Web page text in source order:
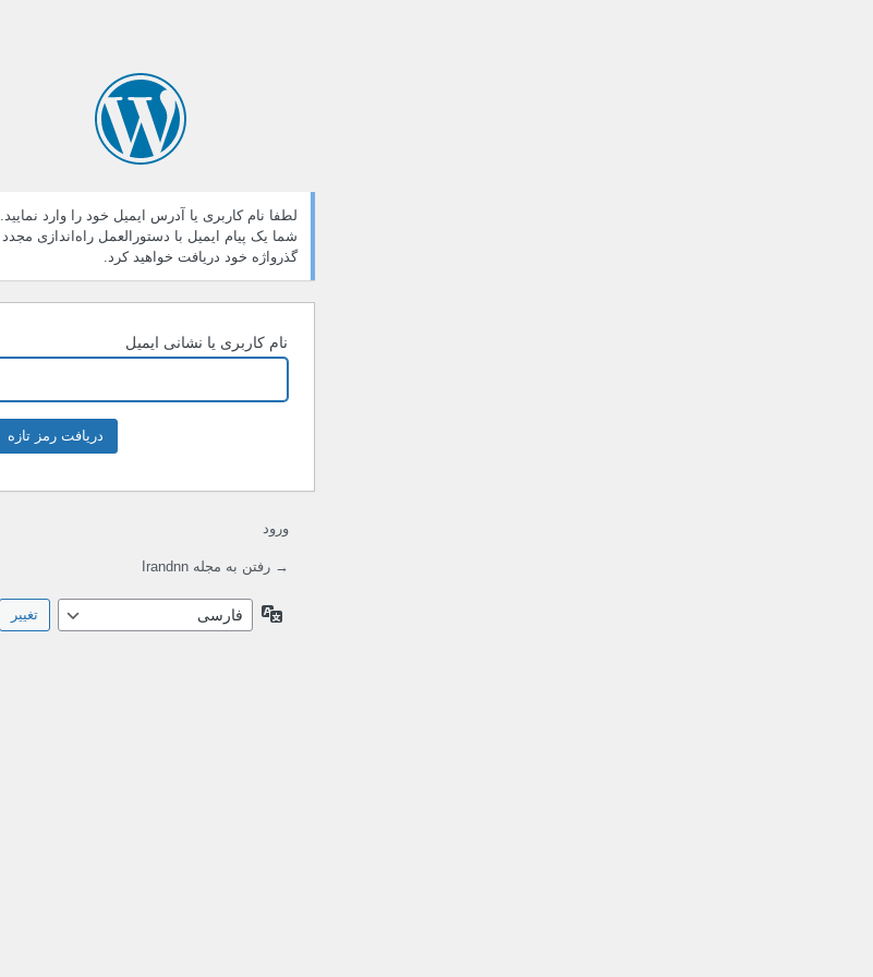
لطفا نام کاربری یا آدرس ایمیل خود را وارد نمایید.
شما یک پیام ایمیل با دستورالعمل راه‌اندازی مجدد
گذرواژه خود دریافت خواهید کرد.
نام کاربری یا نشانی ایمیل
ورود
→ رفتن به مجله Irandnn
زبان